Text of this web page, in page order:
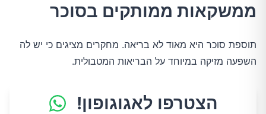
ממשקאות ממותקים בסוכר
תוספת סוכר היא מאוד לא בריאה. מחקרים מציגים כי יש לה
השפעה מזיקה במיוחד על הבריאות המטבולית.
הצטרפו לאגוגופון!